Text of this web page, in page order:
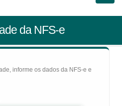
da NFS-e
informe os dados da NFS-e e